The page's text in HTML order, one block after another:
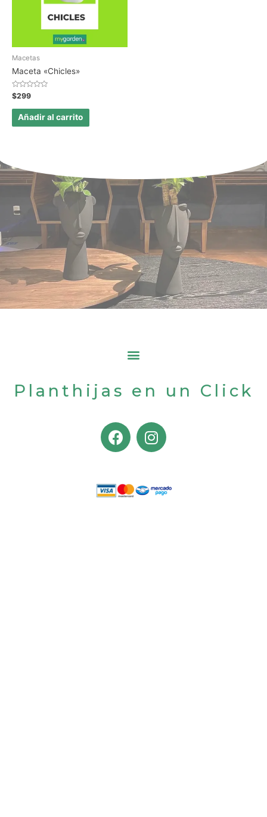
Macetas
Maceta «Chicles»
Valorado
en
0
$299
Añadir al carrito
Planthijas en un Click